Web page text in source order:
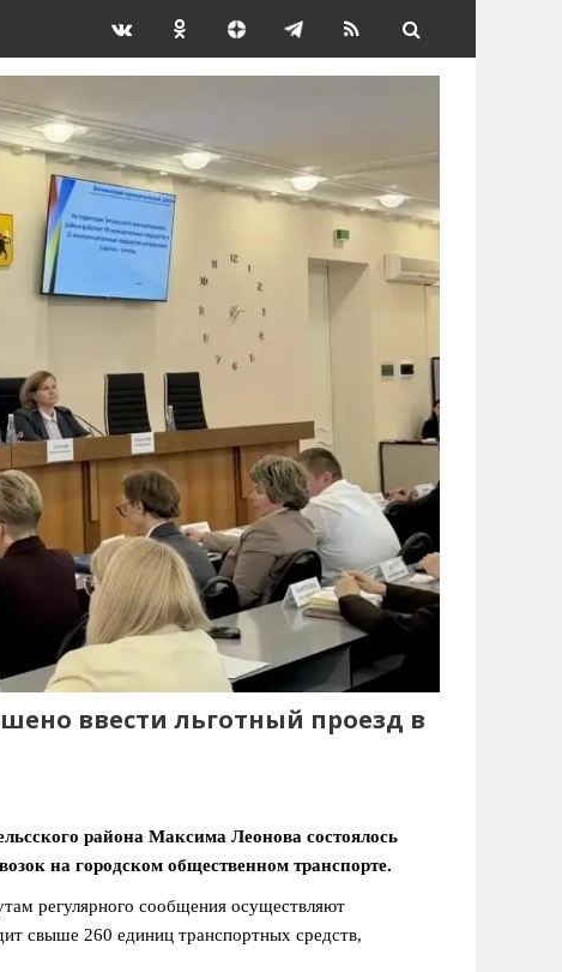
ввести льготный проезд в
района Максима Леонова состоялось
на городском общественном транспорте.
регулярного сообщения осуществляют
свыше 260 единиц транспортных средств,